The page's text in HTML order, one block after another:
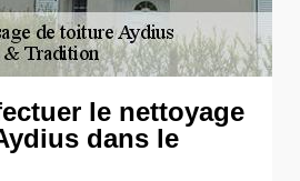
le nettoyage
dans le